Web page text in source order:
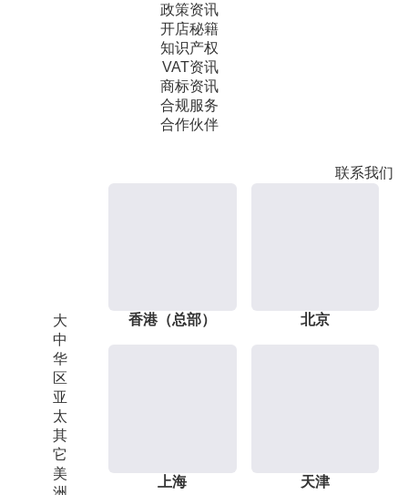
政策资讯
开店秘籍
知识产权
VAT资讯
商标资讯
合规服务
合作伙伴
联系我们
大
中
华
区
亚
太
其
它
美
香港（总部） 北京
上海 天津